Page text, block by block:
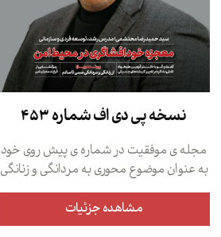
نسخه پي دي اف شماره 453
مجله ی موفقیت در شماره ی پیش روی خود
به عنوان موضوع محوری به مردانگی و زنانگی
سمی پرداخته است؛ علاوه بر این که؛ گفت و
گویی اختصاصی داشته ایم با فردین علیخواه،
جامعه شناس در بخش های مختلف تلاش
مشاهده جزئیات